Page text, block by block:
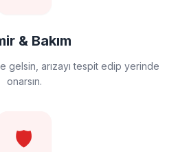
& Bakım
gelsin, arızayı tespit edip yerinde
onarsın.
🛡️